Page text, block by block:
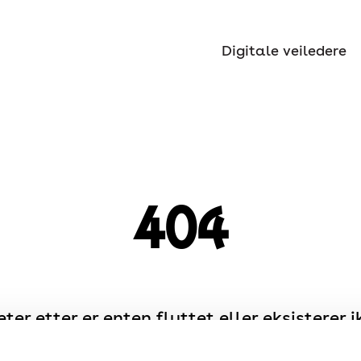
Digitale veiledere
404
etter er enten flyttet eller eksisterer